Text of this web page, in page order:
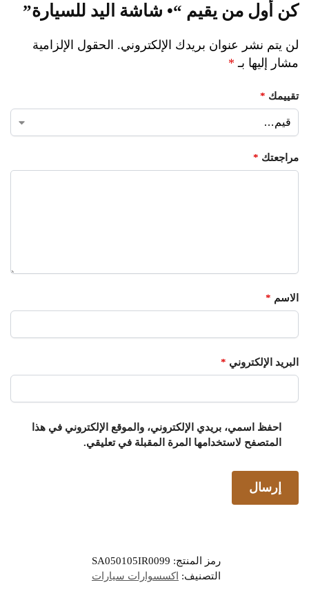
كن أول من يقيم “• شاشة اليد للسيارة”
لن يتم نشر عنوان بريدك الإلكتروني. الحقول الإلزامية
مشار إليها بـ *
تقييمك *
مراجعتك *
الاسم *
البريد الإلكتروني *
احفظ اسمي، بريدي الإلكتروني، والموقع الإلكتروني في هذا
المتصفح لاستخدامها المرة المقبلة في تعليقي.
رمز المنتج: SA050105IR0099
التصنيف: اكسسوارات سيارات